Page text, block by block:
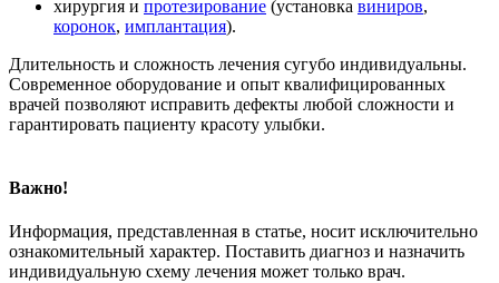
хирургия и протезирование (установка виниров,
коронок, имплантация).
Длительность и сложность лечения сугубо индивидуальны.
Современное оборудование и опыт квалифицированных
врачей позволяют исправить дефекты любой сложности и
гарантировать пациенту красоту улыбки.
Важно!
Информация, представленная в статье, носит исключительно
ознакомительный характер. Поставить диагноз и назначить
индивидуальную схему лечения может только врач.